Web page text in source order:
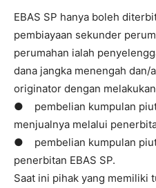
EBAS SP hanya boleh
pembiayaan sekunder
perumahan ialah
dana jangka menengah dan/
originator dengan
● pembelian kumpulan
menjualnya melalui
● pembelian kumpulan
penerbitan EBAS SP.
Saat ini pihak yang memiliki